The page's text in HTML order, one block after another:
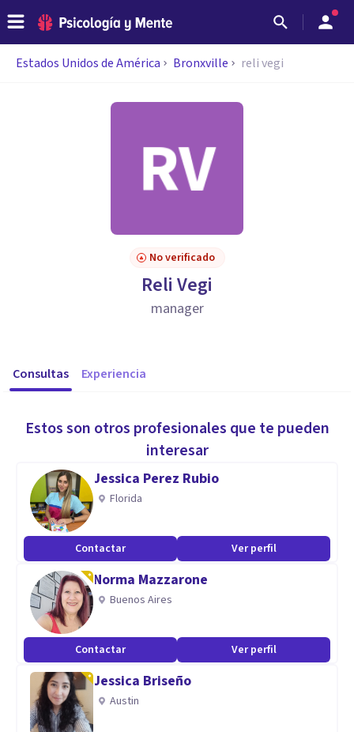
Estados Unidos de América Bronxville reli vegi
No verificado
Reli Vegi
manager
Consultas Experiencia
Estos son otros profesionales que te pueden
interesar
Jessica Perez Rubio
Florida
Contactar Ver perfil
Norma Mazzarone
Buenos Aires
Contactar Ver perfil
Jessica Briseño
Austin